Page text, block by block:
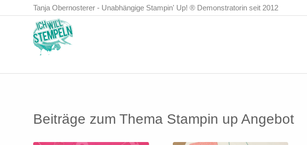
Tanja Obernosterer - Unabhängige Stampin' Up! ® Demonstratorin seit 2012
Beiträge zum Thema Stampin up Angebot